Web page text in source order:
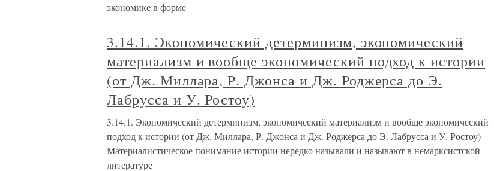
экономике в форме
3.14.1. Экономический детерминизм, экономический
материализм и вообще экономический подход к истории
(от Дж. Миллара, Р. Джонса и Дж. Роджерса до Э.
Лабрусса и У. Ростоу)
3.14.1. Экономический детерминизм, экономический материализм и вообще экономический
подход к истории (от Дж. Миллара, Р. Джонса и Дж. Роджерса до Э. Лабрусса и У. Ростоу)
Материалистическое понимание истории нередко называли и называют в немарксистской
литературе